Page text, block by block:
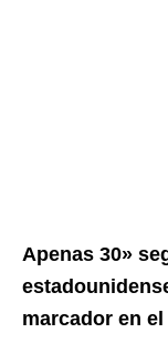
Apenas 30»
marcador en